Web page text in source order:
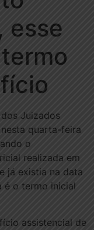
esse
Juizados
quarta-feira
o
realizada em
já existia na data
é o termo inicial
assistencial de